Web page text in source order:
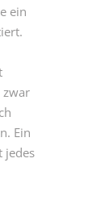
ein
zwar
Ein
jedes